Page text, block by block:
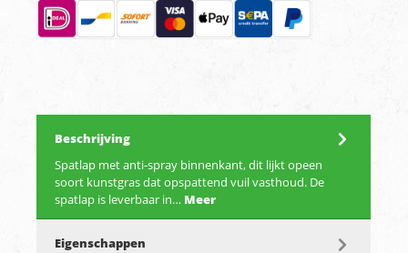
Beschrijving
Spatlap met anti-spray binnenkant, dit lijkt opeen
soort kunstgras dat opspattend vuil vasthoud. De
spatlap is leverbaar in… Meer
Eigenschappen